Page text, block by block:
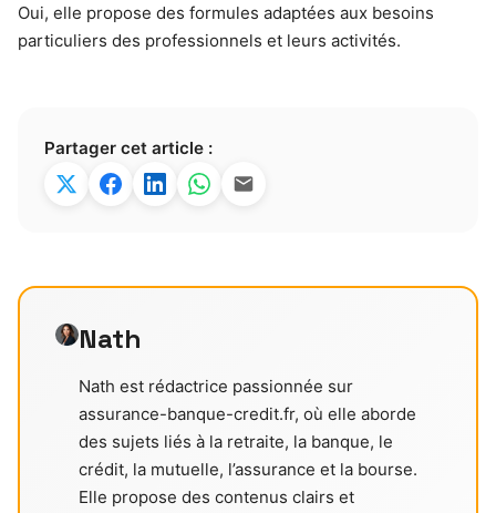
Oui, elle propose des formules adaptées aux besoins
particuliers des professionnels et leurs activités.
Partager cet article :
Nath
Nath est rédactrice passionnée sur
assurance-banque-credit.fr, où elle aborde
des sujets liés à la retraite, la banque, le
crédit, la mutuelle, l’assurance et la bourse.
Elle propose des contenus clairs et